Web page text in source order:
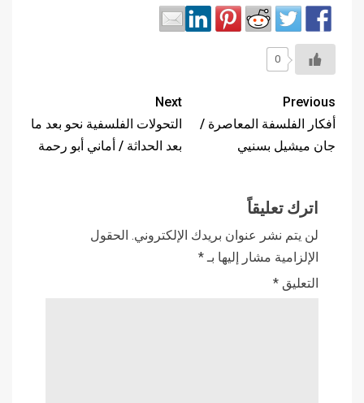
0
Previous
أفكار الفلسفة المعاصرة /
جان ميشيل بسنيي
Next
التحولات الفلسفية نحو بعد ما
بعد الحداثة / أماني أبو رحمة
اترك تعليقاً
لن يتم نشر عنوان بريدك الإلكتروني. الحقول
الإلزامية مشار إليها بـ*
التعليق *